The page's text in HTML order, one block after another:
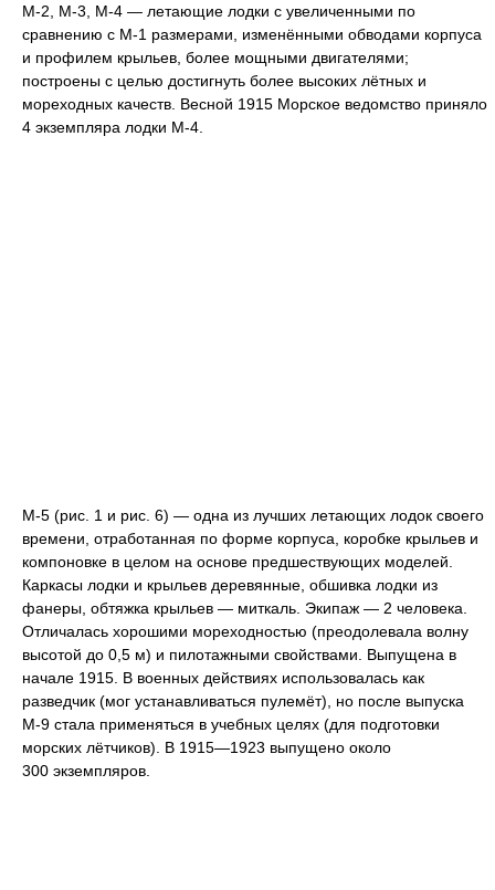
М-2, М-3, М-4 — летающие лодки с увеличенными по
сравнению с М-1 размерами, изменёнными обводами корпуса
и профилем крыльев, более мощными двигателями;
построены с целью достигнуть более высоких лётных и
мореходных качеств. Весной 1915 Морское ведомство приняло
4 экземпляра лодки М-4.
М-5 (рис. 1 и рис. 6) — одна из лучших летающих лодок своего
времени, отработанная по форме корпуса, коробке крыльев и
компоновке в целом на основе предшествующих моделей.
Каркасы лодки и крыльев деревянные, обшивка лодки из
фанеры, обтяжка крыльев — миткаль. Экипаж — 2 человека.
Отличалась хорошими мореходностью (преодолевала волну
высотой до 0,5 м) и пилотажными свойствами. Выпущена в
начале 1915. В военных действиях использовалась как
разведчик (мог устанавливаться пулемёт), но после выпуска
М-9 стала применяться в учебных целях (для подготовки
морских лётчиков). В 1915—1923 выпущено около
300 экземпляров.